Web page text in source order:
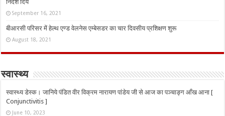
निर्देश दिये
September 16, 2021
बीआरसी परिसर में हेल्थ एण्ड वेलनेस एम्बेसडर का चार दिवसीय प्रशिक्षण शुरू
August 18, 2021
स्वास्थ्य
स्वास्थ्य डेस्क। जानिये पंडित वीर विक्रम नारायण पांडेय जी से आज का पञ्चाङ्ग आँख आना [
Conjunctivitis ]
June 10, 2023